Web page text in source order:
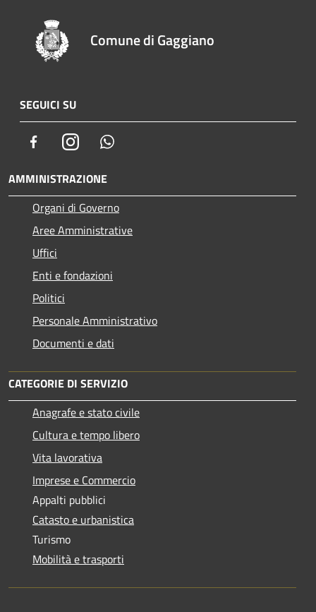
Comune di Gaggiano
SEGUICI SU
FacebookInstagram
AMMINISTRAZIONE
Organi di Governo
Aree Amministrative
Uffici
Enti e fondazioni
Politici
Personale Amministrativo
Documenti e dati
CATEGORIE DI SERVIZIO
Anagrafe e stato civile
Cultura e tempo libero
Vita lavorativa
Imprese e Commercio
Appalti pubblici
Catasto e urbanistica
Turismo
Mobilità e trasporti